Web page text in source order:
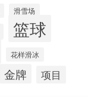
滑雪场
篮球
花样滑冰
金牌 项目